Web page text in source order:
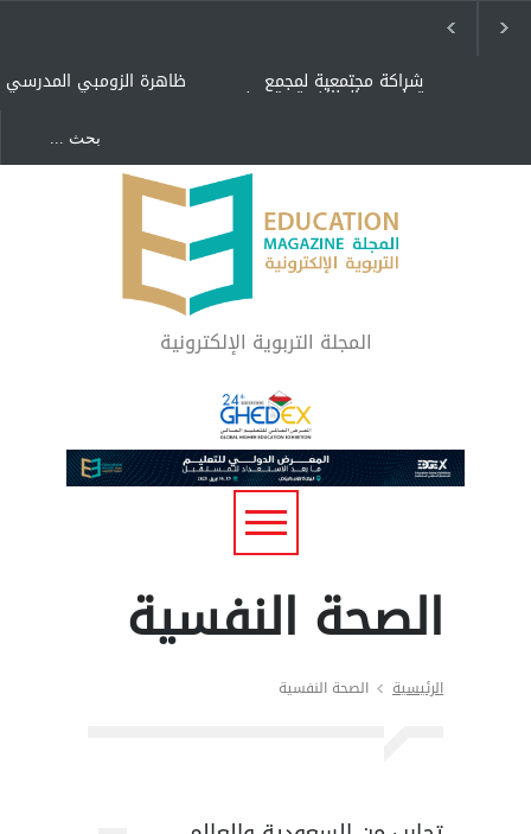
ظاهرة الزومبي المدرسي شراكة مجتمعية لمجمع
تعليمي بالطائف تستهدف
"كنت أنضرب ومافيني إلا
العافية" هل هذا مبرر
لاستمرار أسلوب التربية
المتوارث؟
لماذا تعد برامج توعية الأطفال
بخصوصية الجسد وقاية لا
فضول؟
المجلة التربوية الإلكترونية
الصحة النفسية
الرئيسية الصحة النفسية